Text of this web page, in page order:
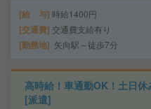
給 与 時給1400円
交通費 交通費支給有り
勤務地 矢向駅～徒歩7分
高時給！車通勤OK！土日
[派遣]